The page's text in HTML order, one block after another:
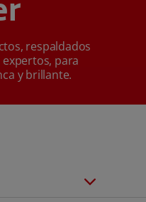
respaldados
para
y brillante.